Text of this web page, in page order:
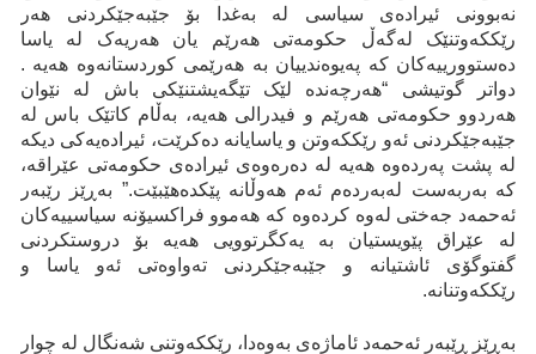
نەبوونی ئیرادەی سیاسی لە بەغدا بۆ جێبەجێکردنی هەر
رێککەوتنێک لەگەڵ حکومەتی هەرێم یان هەریەک لە یاسا
دەستوورییەکان کە پەیوەندییان بە هەرێمی کوردستانەوە هەیە .
دواتر گوتیشی “هەرچەندە لێک تێگەیشتنێکی باش لە نێوان
هەردوو حکومەتی هەرێم و فیدرالی هەیە، بەڵام کاتێک باس لە
جێبەجێکردنی ئەو رێککەوتن و یاسایانە دەکرێت، ئیرادەیەکی دیکە
لە پشت پەردەوە هەیە لە دەرەوەی ئیرادەی حکومەتی عێراقە،
کە بەربەست لەبەردەم ئەم هەوڵانە پێکدەهێبێت.” بەڕێز رێبەر
ئەحمەد جەختی لەوە کردەوە کە هەموو فراکسیۆنە سیاسییەکان
لە عێراق پێویستیان بە یەکگرتوویی هەیە بۆ دروستکردنی
گفتوگۆی ئاشتیانە و جێبەجێکردنی تەواوەتی ئەو یاسا و
رێککەوتنانە.
بەڕێز ڕێبەر ئەحمەد ئاماژەی بەوەدا، رێککەوتنی شەنگال لە چوار